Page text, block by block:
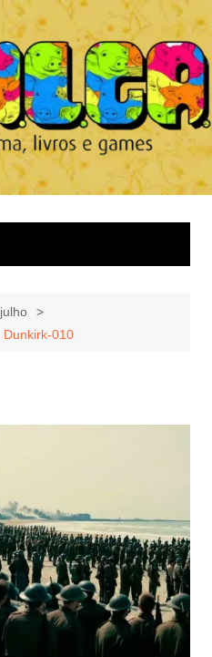
julho
Dunkirk-010